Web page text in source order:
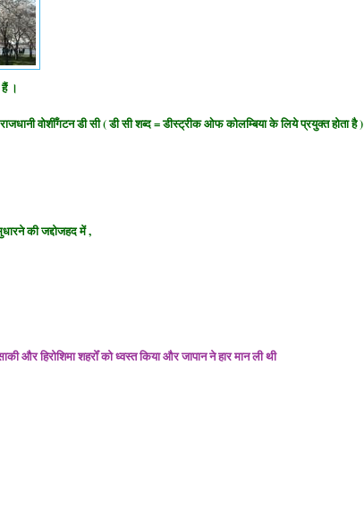
।
वोशीँगटन डी सी ( डी सी शब्द = डीस्ट्रीक ओफ कोलम्बिया के लिये प्रयुक्त होता है )
कीजद्दोजहदमें ,
और हिरोशिमा शहरोँ को ध्वस्त किया और जापान ने हार मान ली थी